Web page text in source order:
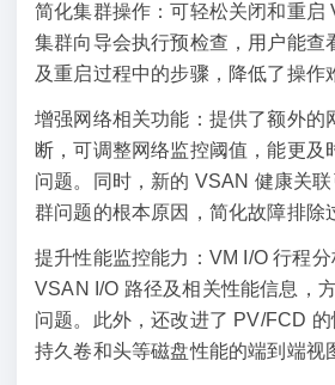
简化集群操作：可轻松关闭和重启
集群向导会执行预检查，用户能查
及重启过程中的步骤，降低了操作
增强网络相关功能：提供了额外的
断，可调整网络监控阈值，能更及
问题。同时，新的 VSAN 健康关
群问题的根本原因，简化故障排除
提升性能监控能力：VM I/O 行程
VSAN I/O 路径及相关性能信息，
问题。此外，还改进了 PV/FCD
持久卷和头等磁盘性能的端到端视